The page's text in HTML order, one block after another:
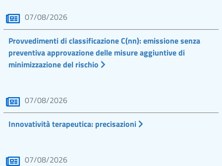
07/08/2026
Provvedimenti di classificazione C(nn): emissione senza
preventiva approvazione delle misure aggiuntive di
minimizzazione del rischio
07/08/2026
Innovatività terapeutica: precisazioni
07/08/2026